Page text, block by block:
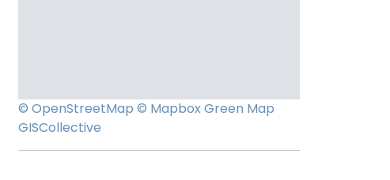
© OpenStreetMap © MapboxGreen Map
GISCollective